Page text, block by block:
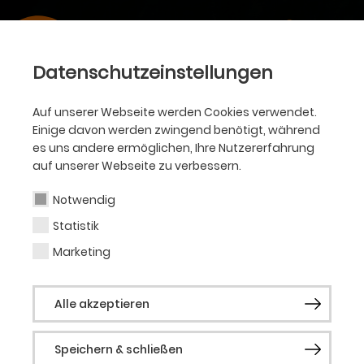
Datenschutzeinstellungen
Auf unserer Webseite werden Cookies verwendet.
Einige davon werden zwingend benötigt, während
es uns andere ermöglichen, Ihre Nutzererfahrung
auf unserer Webseite zu verbessern.
Notwendig
Statistik
Marketing
Alle akzeptieren
Speichern & schließen